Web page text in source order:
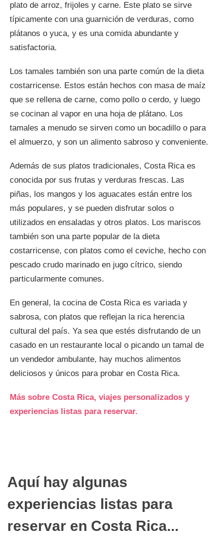
plato de arroz, frijoles y carne. Este plato se sirve
típicamente con una guarnición de verduras, como
plátanos o yuca, y es una comida abundante y
satisfactoria.
Los tamales también son una parte común de la dieta
costarricense. Estos están hechos con masa de maíz
que se rellena de carne, como pollo o cerdo, y luego
se cocinan al vapor en una hoja de plátano. Los
tamales a menudo se sirven como un bocadillo o para
el almuerzo, y son un alimento sabroso y conveniente.
Además de sus platos tradicionales, Costa Rica es
conocida por sus frutas y verduras frescas. Las
piñas, los mangos y los aguacates están entre los
más populares, y se pueden disfrutar solos o
utilizados en ensaladas y otros platos. Los mariscos
también son una parte popular de la dieta
costarricense, con platos como el ceviche, hecho con
pescado crudo marinado en jugo cítrico, siendo
particularmente comunes.
En general, la cocina de Costa Rica es variada y
sabrosa, con platos que reflejan la rica herencia
cultural del país. Ya sea que estés disfrutando de un
casado en un restaurante local o picando un tamal de
un vendedor ambulante, hay muchos alimentos
deliciosos y únicos para probar en Costa Rica.
Más sobre Costa Rica, viajes personalizados y
experiencias listas para reservar.
Aquí hay algunas
experiencias listas para
reservar en Costa Rica...